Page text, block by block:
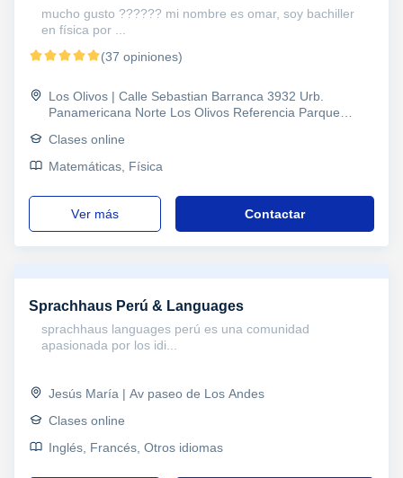
mucho gusto ?????? mi nombre es omar, soy bachiller
en física por ...
(37 opiniones)
Los Olivos | Calle Sebastian Barranca 3932 Urb.
Panamericana Norte Los Olivos Referencia Parque
Clases online
Matemáticas, Física
ver más Contactar
Sprachhaus Perú & Languages
sprachhaus languages perú es una comunidad
apasionada por los idi...
Jesús María | Av paseo de Los Andes
Clases online
Inglés, Francés, Otros idiomas